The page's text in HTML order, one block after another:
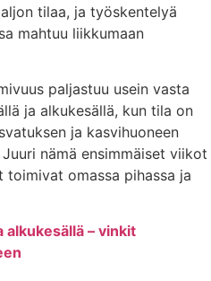
tilaa, ja työskentelyä
mahtuu liikkumaan
paljastuu usein vasta
ja alkukesällä, kun tila on
ja kasvihuoneen
nämä ensimmäiset viikot
omassa pihassa ja
alkukesällä – vinkit